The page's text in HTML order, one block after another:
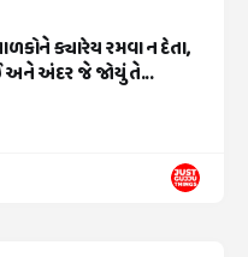
ક્યારેય રમવા ન દેતા,
અને અંદર જે જોયું તે...